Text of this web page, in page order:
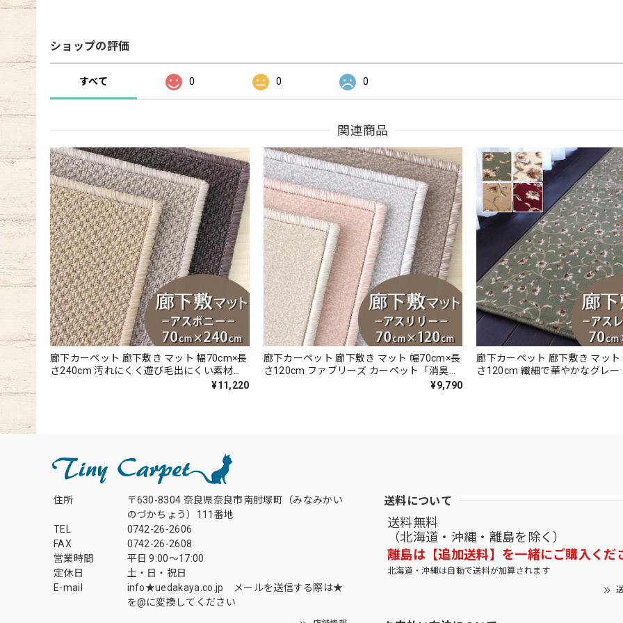
ショップの評価
すべて 0 0 0
関連商品
廊下カーペット 廊下敷き マット 幅70cm×長
さ240cm 汚れにくく遊び毛出にくい素材で
お手入れしやすい♪ 波紋のような上質感の
¥11,220
廊下カーペット 廊下敷き マット 幅70cm×長
さ120cm ファブリーズ カーペット「消臭＋
抗菌」のダブル効果でイヤな臭いの元を¥9,790
廊下カーペット 廊下敷き マッ
さ120cm 繊細で華やかなグレー
住所
〒630-8304 奈良県奈良市南肘塚町（みなみかい
のづかちょう）111番地
TEL
0742-26-2606
FAX
0742-26-2608
営業時間
平日 9:00～17:00
定休日
土・日・祝日
E-mail
info★uedakaya.co.jp メールを送信する際は★
を@に変換してください
送料について
送料無料
（北海道・沖縄・離島を除く）
離島は【追加送料】を一緒にご購入くだ
北海道・沖縄は自動で送料が加算されます